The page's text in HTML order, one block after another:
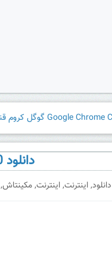
دانلود Google Chrome Canary 77.0.3812.0 گوگل کروم قناری
دانلود,اینترنت,اینترنت,مکینتاش,